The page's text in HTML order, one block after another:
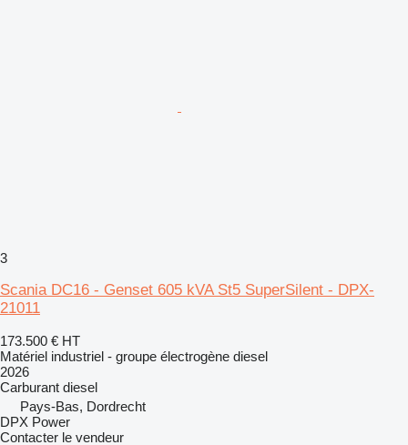
3
Scania DC16 - Genset 605 kVA St5 SuperSilent - DPX-
21011
173.500 € HT
Matériel industriel - groupe électrogène diesel
2026
Carburant diesel
Pays-Bas, Dordrecht
DPX Power
Contacter le vendeur